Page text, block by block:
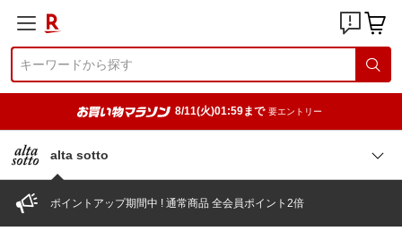
8/11(火)01:59まで 要エントリー
alta sotto
ポイントアップ期間中 ! 通常商品 全会員ポイント2倍